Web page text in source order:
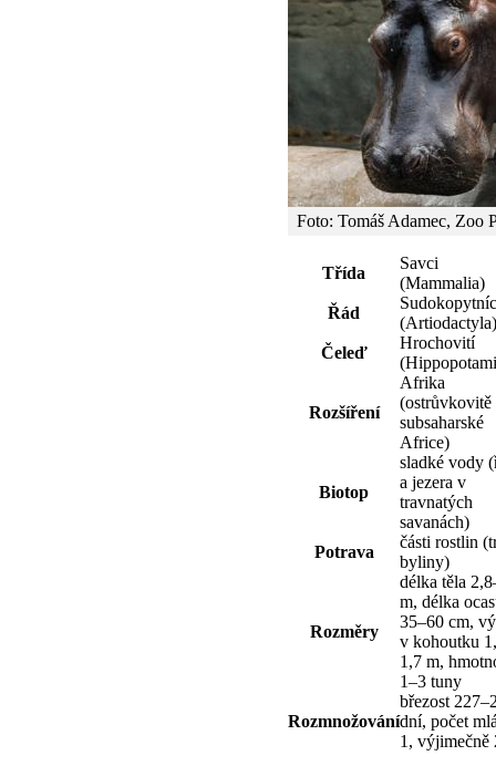
Foto: Tomáš Adamec, Zoo
Třída
Savci
(Mammalia)
Řád
(Artiodactyla)
Čeleď
Hrochovití
Rozšíření
Afrika
(ostrůvkovitě
subsaharské
Africe)
Biotop
sladké vody
a jezera v
travnatých
savanách)
Potrava
části rostlin
byliny)
Rozměry
délka těla
m, délka
35–60 cm,
v kohoutku
1,7 m,
1–3 tuny
Rozmnožování
březost
dní, počet
1, výjimečně